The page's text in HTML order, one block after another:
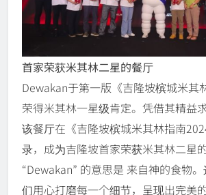
首家荣获米其林二星的餐厅
Dewakan于第一版《吉隆坡槟城米其
荣得米其林一星级肯定。凭借其精益
该餐厅在《吉隆坡槟城米其林指南
录，成为吉隆坡首家荣获米其林二星的
“Dewakan” 的意思是 来自神的食物
们用心打磨每一个细节，呈现出完美